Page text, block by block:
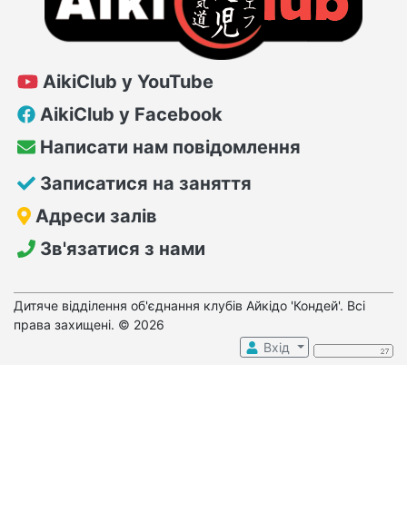
AikiClub у YouTube
AikiClub у Facebook
Написати нам повідомлення
Записатися на заняття
Адреси залів
Зв'язатися з нами
Дитяче відділення об'єднання клубів Айкідо 'Кондей'. Всі
права захищені. © 2026
Вхід